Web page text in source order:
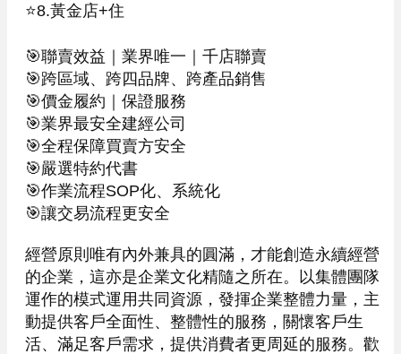
⭐️8.黃金店+住
🎯聯賣效益｜業界唯一｜千店聯賣
🎯跨區域、跨四品牌、跨產品銷售
🎯價金履約｜保證服務
🎯業界最安全建經公司
🎯全程保障買賣方安全
🎯嚴選特約代書
🎯作業流程SOP化、系統化
🎯讓交易流程更安全
經營原則唯有內外兼具的圓滿，才能創造永續經營
的企業，這亦是企業文化精隨之所在。以集體團隊
運作的模式運用共同資源，發揮企業整體力量，主
動提供客戶全面性、整體性的服務，關懷客戶生
活、滿足客戶需求，提供消費者更周延的服務。歡